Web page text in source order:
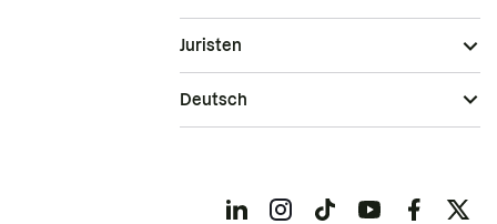
Juristen
Deutsch